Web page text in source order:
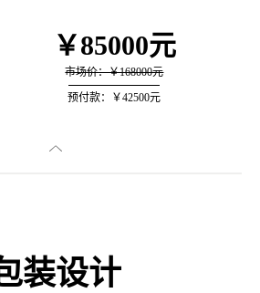
￥85000元
市场价：￥168000元
预付款：￥42500元

装设计